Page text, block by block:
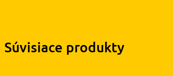
Súvisiace produkty